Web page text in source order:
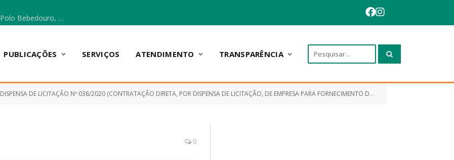
Escola Municipal Vicentina Vieira dos Santos, no Polo Bebedouro, recebeu materiais para a implantação do Cantinho da Leitura e da Sala Multidisciplinar.
PUBLICAÇÕES SERVIÇOS ATENDIMENTO TRANSPARÊNCIA
DISPENSA DE LICITAÇÃO Nº 038/2020 (CONTRATAÇÃO DIRETA, POR DISPENSA DE LICITAÇÃO, DE EMPRESA PARA FORNECIMENTO DE TOTEM DISPENSADOR DE ÁCOOL EM GEL)
0